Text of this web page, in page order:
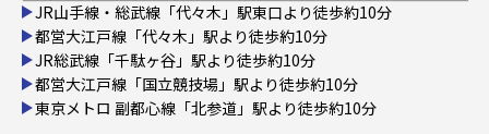
JR山手線・総武線「代々木」駅東口より徒歩約10分
都営大江戸線「代々木」駅より徒歩約10分
JR総武線「千駄ヶ谷」駅より徒歩約10分
都営大江戸線「国立競技場」駅より徒歩約10分
東京メトロ 副都心線「北参道」駅より徒歩約10分